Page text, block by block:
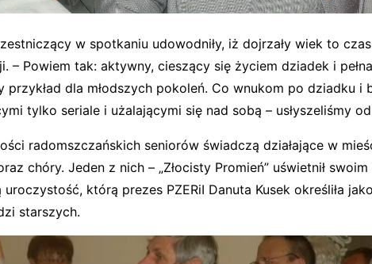
w spotkaniu udowodniły, iż dojrzały wiek to
– Powiem tak: aktywny, cieszący się życiem dziadek i
przykład dla młodszych pokoleń. Co wnukom po dziadku i
tylko seriale i użalającymi się nad sobą – usłyszeliśmy
radomszczańskich seniorów świadczą działające w
chóry. Jeden z nich – „Złocisty Promień” uświetnił
uroczystość, którą prezes PZERiI Danuta Kusek określiła
starszych.